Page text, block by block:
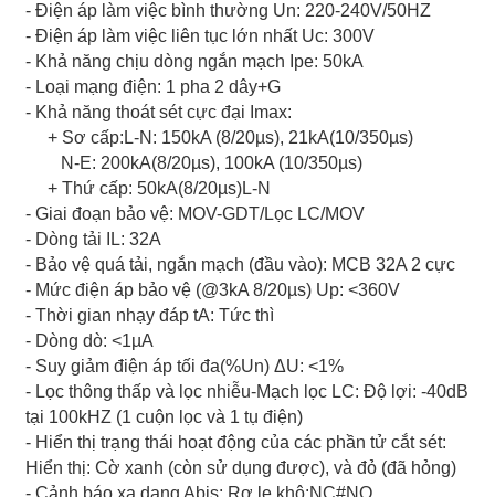
- Điện áp làm việc bình thường Un: 220-240V/50HZ
- Điện áp làm việc liên tục lớn nhất Uc: 300V
- Khả năng chịu dòng ngắn mạch Ipe: 50kA
- Loại mạng điện: 1 pha 2 dây+G
- Khả năng thoát sét cực đại Imax:
+ Sơ cấp:L-N: 150kA (8/20µs), 21kA(10/350µs)
N-E: 200kA(8/20µs), 100kA (10/350µs)
+ Thứ cấp: 50kA(8/20µs)L-N
- Giai đoạn bảo vệ: MOV-GDT/Lọc LC/MOV
- Dòng tải IL: 32A
- Bảo vệ quá tải, ngắn mạch (đầu vào): MCB 32A 2 cực
- Mức điện áp bảo vệ (@3kA 8/20µs) Up: <360V
- Thời gian nhạy đáp tA: Tức thì
- Dòng dò: <1µA
- Suy giảm điện áp tối đa(%Un) ΔU: <1%
- Lọc thông thấp và lọc nhiễu-Mạch lọc LC: Độ lợi: -40dB
tại 100kHZ (1 cuộn lọc và 1 tụ điện)
- Hiển thị trạng thái hoạt động của các phần tử cắt sét:
Hiển thị: Cờ xanh (còn sử dụng được), và đỏ (đã hỏng)